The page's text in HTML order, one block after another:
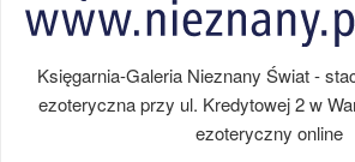
Księgarnia-Galeria Nieznany Świat -
ezoteryczna przy ul. Kredytowej 2 w
ezoteryczny online